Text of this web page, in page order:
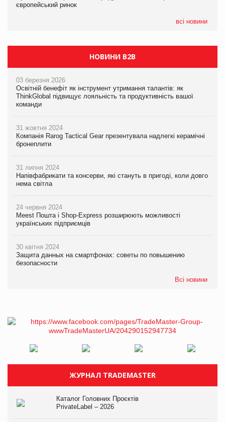
європейський ринок
всі новини
європейський ринок
НОВИНИ B2B
03 березня 2026
Освітній бенефіт як інструмент утримання талантів: як
ThinkGlobal підвищує лояльність та продуктивність вашої
команди
31 жовтня 2024
Компанія Rarog Tactical Gear презентувала надлегкі керамічні
бронеплити
31 липня 2024
Напівфабрикати та консерви, які стануть в пригоді, коли довго
нема світла
24 червня 2024
Meest Пошта і Shop-Express розширюють можливості
українських підприємців
30 квітня 2024
Защита данных на смартфонах: советы по повышению
безопасности
Всі новини
ЖУРНАЛ TRADEMASTER
Каталог Головних Проєктів
PrivateLabel – 2026